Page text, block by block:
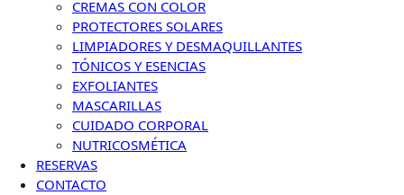
CREMAS CON COLOR
PROTECTORES SOLARES
LIMPIADORES Y DESMAQUILLANTES
TÓNICOS Y ESENCIAS
EXFOLIANTES
MASCARILLAS
CUIDADO CORPORAL
NUTRICOSMÉTICA
RESERVAS
CONTACTO